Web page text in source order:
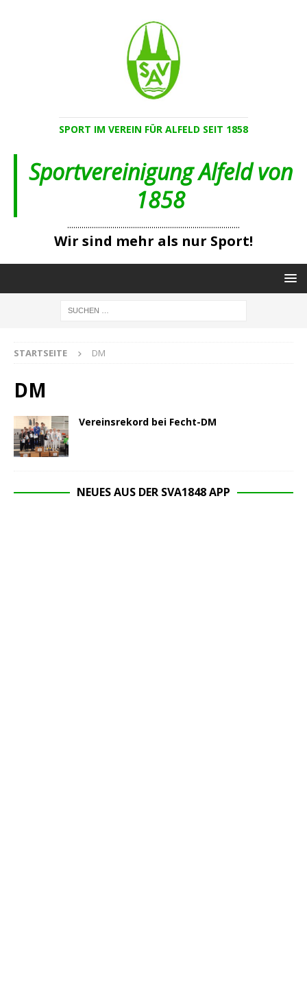
SPORT IM VEREIN FÜR ALFELD SEIT 1858
Sportvereinigung Alfeld von
1858
....................................................................................
Wir sind mehr als nur Sport!
STARTSEITE DM
DM
Vereinsrekord bei Fecht-DM
NEUES AUS DER SVA1848 APP